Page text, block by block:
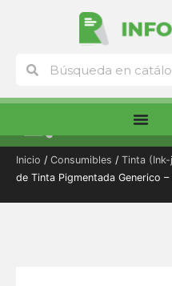
Buscar
Inicio / Consumibles / Tinta
de Tinta Pigmentada Generico –